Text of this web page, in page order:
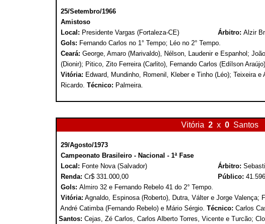
25/Setembro/1966
Amistoso
Local: Presidente Vargas (Fortaleza-CE) Árbitro: Alzir
Gols: Fernando Carlos no 1° Tempo; Léo no 2° Tempo.
Ceará: George, Amaro (Marivaldo), Nélson, Laudenir e Espanhol;
(Dionir); Pitico, Zito Ferreira (Carlito), Fernando Carlos (Edílson
Vitória: Edward, Mundinho, Romenil, Kleber e Tinho (Léo); Teixeira
Ricardo. Técnico: Palmeira.
Vitória 2 x 0 Santos
29/Agosto/1973
Campeonato Brasileiro - Nacional - 1ª Fase
Local: Fonte Nova (Salvador) Árbitro:
Renda: Cr$ 331.000,00 Público: 41.596
Gols: Almiro 32 e Fernando Rebelo 41 do 2° Tempo.
Vitória: Agnaldo, Espinosa (Roberto), Dutra, Válter e Jorge Valença;
André Catimba (Fernando Rebelo) e Mário Sérgio. Técnico: Carlos
Santos: Cejas, Zé Carlos, Carlos Alberto Torres, Vicente e Turcão;